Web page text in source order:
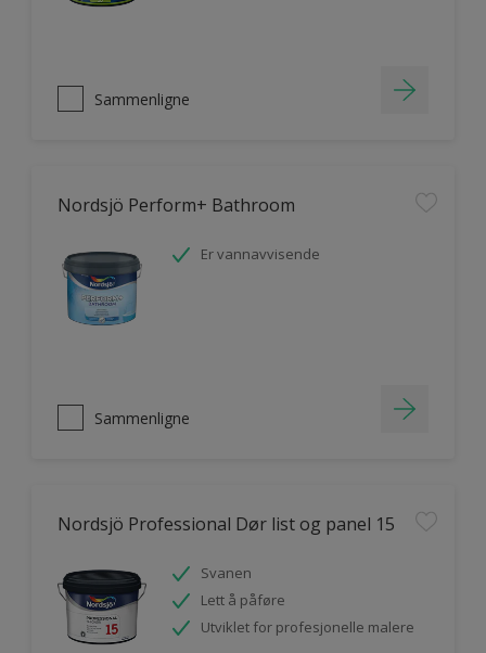
Sammenligne
Nordsjö Perform+ Bathroom
Er vannavvisende
Sammenligne
Nordsjö Professional Dør list og panel 15
Svanen
Lett å påføre
Utviklet for profesjonelle malere